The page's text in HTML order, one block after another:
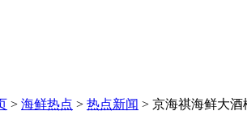
> 海鲜热点 > 热点新闻 > 京海祺海鲜大